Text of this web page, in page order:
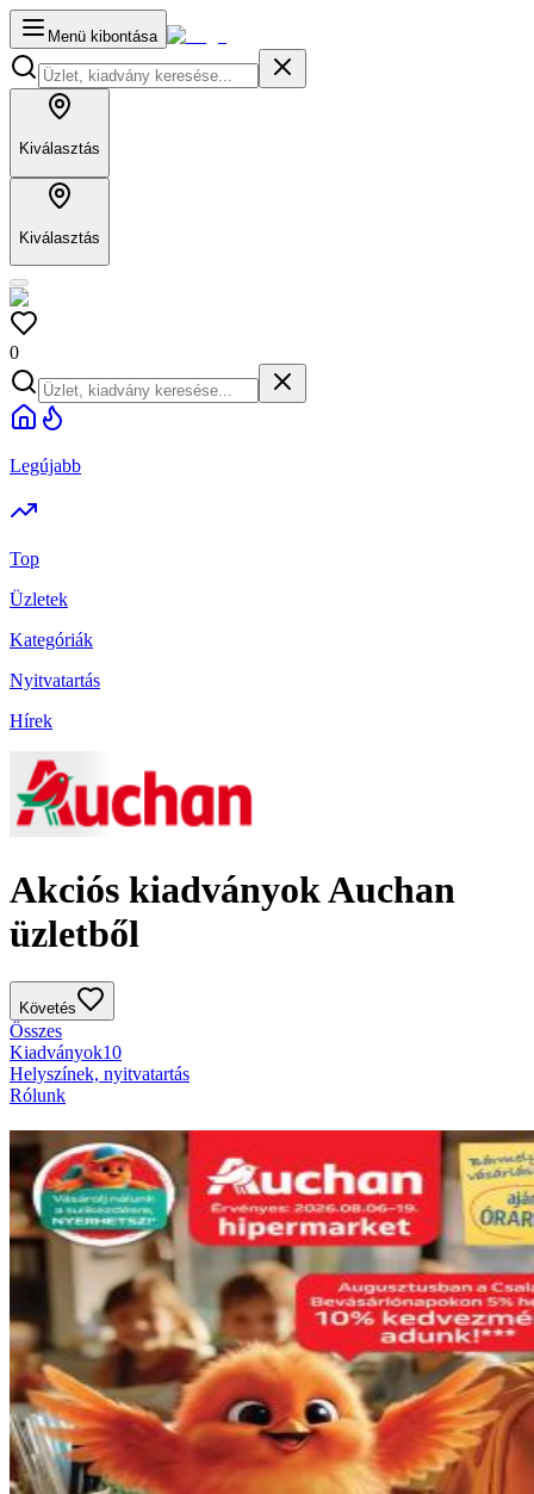
Menü kibontása
Kiválasztás
Kiválasztás
0
Legújabb
Top
Üzletek
Kategóriák
Nyitvatartás
Hírek
Akciós kiadványok Auchan
üzletből
Követés
Összes
Kiadványok10
Helyszínek, nyitvatartás
Rólunk